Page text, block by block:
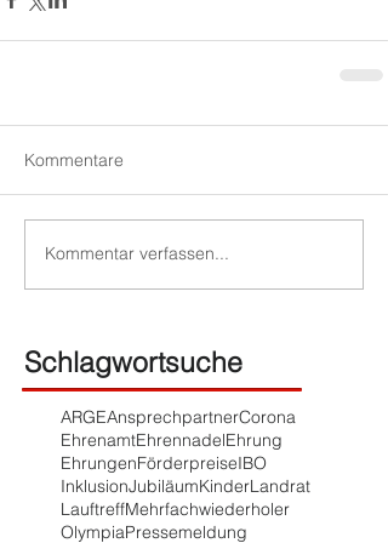
Kommentare
Kommentar verfassen...
Schlagwortsuche
ARGEAnsprechpartnerCorona
EhrenamtEhrennadelEhrung
EhrungenFörderpreiseIBO
InklusionJubiläumKinderLandrat
LauftreffMehrfachwiederholer
OlympiaPressemeldung